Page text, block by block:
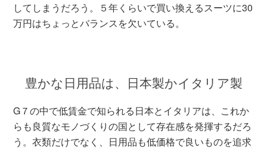
してしまうだろう。５年くらいで買い換えるスーツに30
万円はちょっとバランスを欠いている。
豊かな日用品は、日本製かイタリア製
G７の中で低賃金で知られる日本とイタリアは、これか
らも良質なモノづくりの国として存在感を発揮するだろ
う。衣類だけでなく、日用品も低価格で良いものを追求